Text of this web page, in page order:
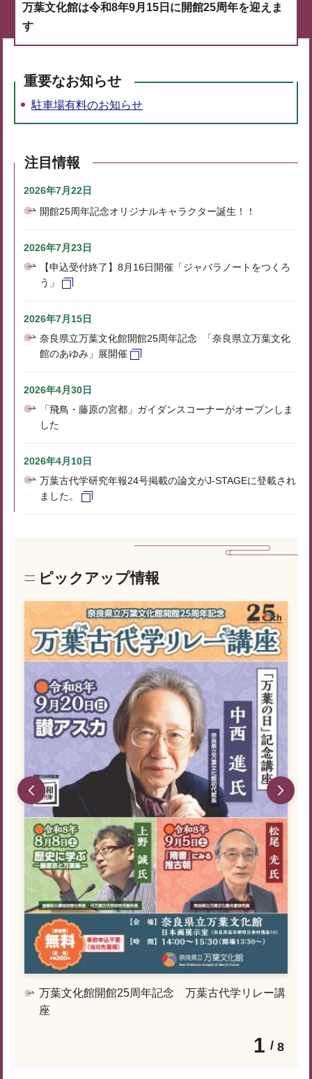
万葉文化館は令和8年9月15日に開館25周年を迎えま
す
重要なお知らせ
駐車場有料のお知らせ
注目情報
2026年7月22日
開館25周年記念オリジナルキャラクター誕生！！
2026年7月23日
【申込受付終了】8月16日開催「ジャバラノートをつくろ
う」
2026年7月15日
奈良県立万葉文化館開館25周年記念 「奈良県立万葉文化
館のあゆみ」展開催
2026年4月30日
「飛鳥・藤原の宮都」ガイダンスコーナーがオープンしま
した
2026年4月10日
万葉古代学研究年報24号掲載の論文がJ-STAGEに登載され
ました。
ピックアップ情報
1 8
万葉文化館開館25周年記念 万葉古代学リレー講
座